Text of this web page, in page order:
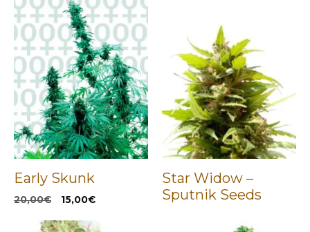
Early Skunk
20,00€
El
original
15,00€El
actual
Star Widow –
Sputnik Seeds